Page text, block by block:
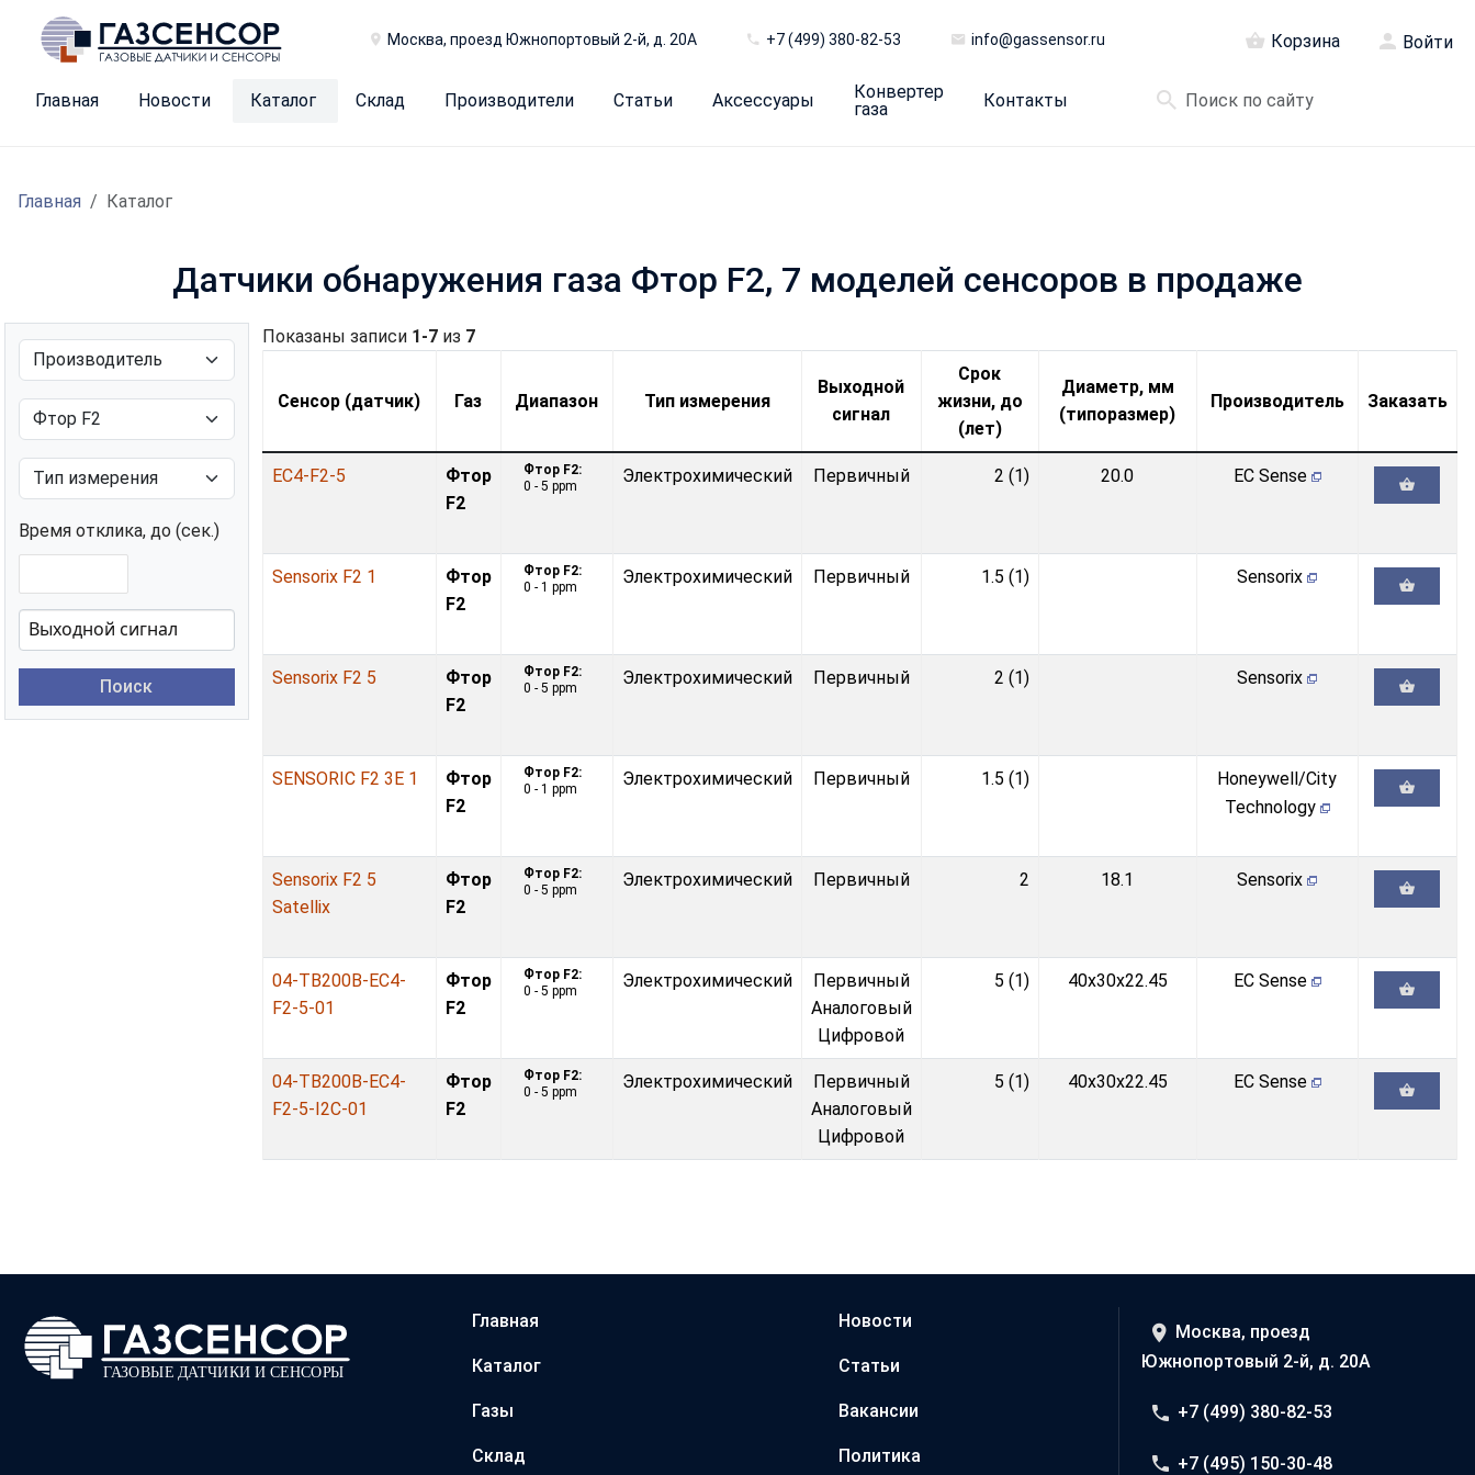
Москва, проезд Южнопортовый 2-й, д. 20А +7 (499) 380-82-53 info@gassensor.ru Корзина Войти
Главная Новости Каталог Склад Производители Статьи Аксессуары
Конвертер
газа
Контакты
Главная Каталог
Датчики обнаружения газа Фтор F2, 7 моделей сенсоров в продаже
Время отклика, до (сек.)
Поиск
Показаны записи 1-7из 7
Сенсор (датчик) Газ Диапазон Тип измерения
Выходной
сигнал
Срок
жизни, до
(лет)
Диаметр, мм
(типоразмер)
Производитель Заказать
EC4-F2-5
Фтор
F2
Фтор F2:
0 - 5 ppm
Электрохимический Первичный 2 (1) 20.0 EC Sense
Sensorix F2 1
Фтор
F2
Фтор F2:
0 - 1 ppm
Электрохимический Первичный 1.5 (1) Sensorix
Sensorix F2 5
Фтор
F2
Фтор F2:
0 - 5 ppm
Электрохимический Первичный 2 (1) Sensorix
SENSORIC F2 3E 1
Фтор
F2
Фтор F2:
0 - 1 ppm
Электрохимический Первичный 1.5 (1)
Honeywell/City
Technology
Sensorix F2 5
Satellix
Фтор
F2
Фтор F2:
0 - 5 ppm
Электрохимический Первичный 2 18.1 Sensorix
04-TB200B-EC4-
F2-5-01
Фтор
F2
Фтор F2:
0 - 5 ppm
Электрохимический
Первичный
Аналоговый
Цифровой
5 (1) 40x30x22.45 EC Sense
04-TB200B-EC4-
F2-5-I2C-01
Фтор
F2
Фтор F2:
0 - 5 ppm
Электрохимический
Первичный
Аналоговый
Цифровой
5 (1) 40x30x22.45 EC Sense
Главная
Каталог
Газы
Склад
Новости
Статьи
Вакансии
Политика
Москва, проезд
Южнопортовый 2-й, д. 20А
+7 (499) 380-82-53
+7 (495) 150-30-48